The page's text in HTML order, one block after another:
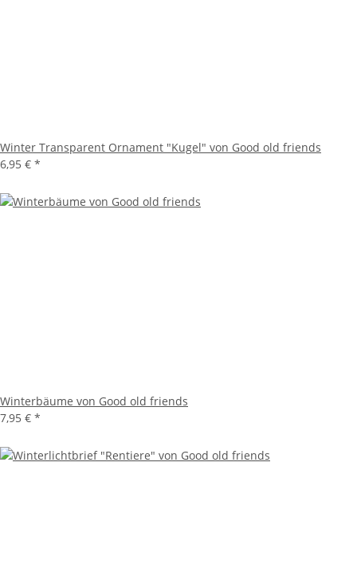
Winter Transparent Ornament "Kugel" von Good old friends
6,95 € *
Winterbäume von Good old friends
7,95 € *